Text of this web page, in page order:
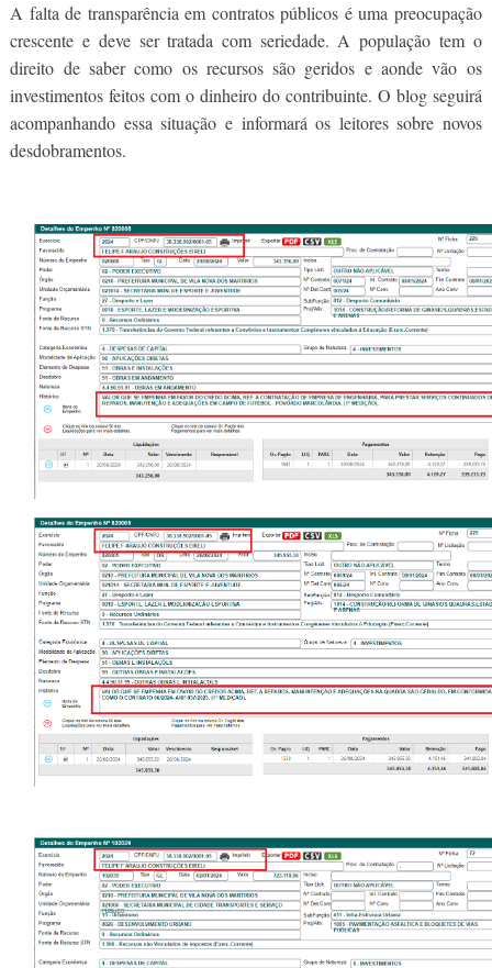
A falta de transparência em contratos públicos é uma preocupação
crescente e deve ser tratada com seriedade. A população tem o
direito de saber como os recursos são geridos e aonde vão os
investimentos feitos com o dinheiro do contribuinte. O blog seguirá
acompanhando essa situação e informará os leitores sobre novos
desdobramentos.